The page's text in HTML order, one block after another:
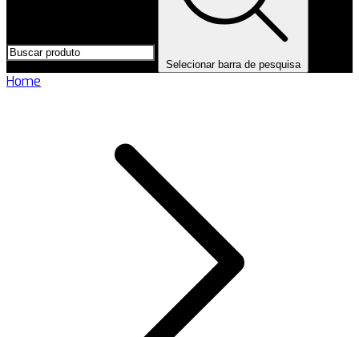
Selecionar barra de pesquisa
Home